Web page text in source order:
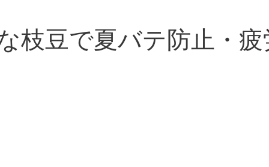
枝豆で夏バテ防止・